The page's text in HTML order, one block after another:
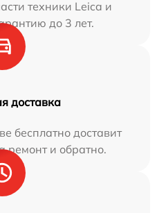
техники Leica и
до 3 лет.
доставка
бесплатно доставит
ремонт и обратно.